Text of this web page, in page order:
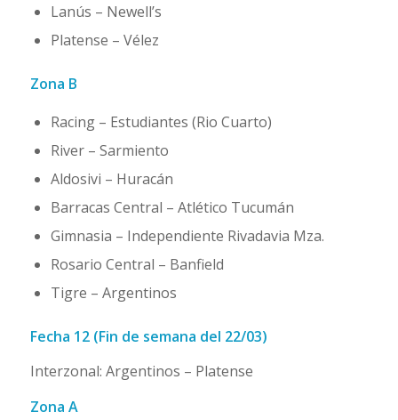
Lanús – Newell’s
Platense – Vélez
Zona B
Racing – Estudiantes (Rio Cuarto)
River – Sarmiento
Aldosivi – Huracán
Barracas Central – Atlético Tucumán
Gimnasia – Independiente Rivadavia Mza.
Rosario Central – Banfield
Tigre – Argentinos
Fecha 12 (Fin de semana del 22/03)
Interzonal: Argentinos – Platense
Zona A